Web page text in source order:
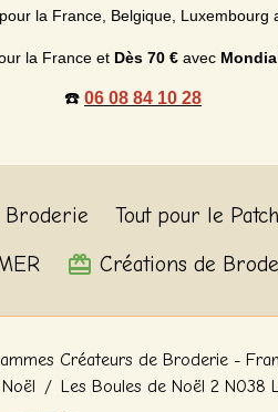
our la France, Belgique, Luxembourg
la France et Dès 70 € avec
☎️ 06 08 84 10 28
Broderie Tout pour le
Créations de
Créateurs de Broderie -
Les Boules de Noël 2 N038